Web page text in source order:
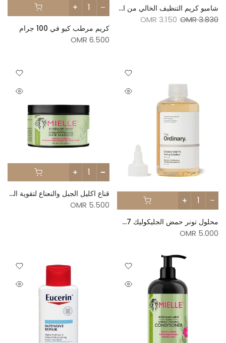
شامبو كريم التنظيف الخالي من الكبريتات بزبدة الشيا من كانتو 400 مل
3.830 OMR
3.150 OMR
كريم مرطب كيو في 100 جرام
6.500 OMR
محلول تونر حمض الجليكوليك 7% من ذا اورديناري - 240مل
5.000 OMR
قناع اكليل الجبل والنعناع لتقوية الشعر من ميلي - 340ج
5.500 OMR